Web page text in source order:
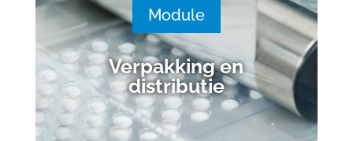
Module
Verpakking en
distributie